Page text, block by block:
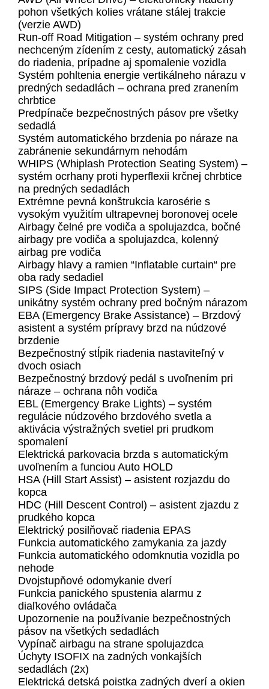
pohon všetkých kolies vrátane stálej trakcie
(verzie AWD)
Run-off Road Mitigation – systém ochrany pred
nechceným zídením z cesty, automatický zásah
do riadenia, prípadne aj spomalenie vozidla
Systém pohltenia energie vertikálneho nárazu v
predných sedadlách – ochrana pred zranením
chrbtice
Predpínače bezpečnostných pásov pre všetky
sedadlá
Systém automatického brzdenia po náraze na
zabránenie sekundárnym nehodám
WHIPS (Whiplash Protection Seating System) –
systém ocrhany proti hyperflexii krčnej chrbtice
na predných sedadlách
Extrémne pevná konštrukcia karosérie s
vysokým využitím ultrapevnej boronovej ocele
Airbagy čelné pre vodiča a spolujazdca, bočné
airbagy pre vodiča a spolujazdca, kolenný
airbag pre vodiča
Airbagy hlavy a ramien “Inflatable curtain“ pre
oba rady sedadiel
SIPS (Side Impact Protection System) –
unikátny systém ochrany pred bočným nárazom
EBA (Emergency Brake Assistance) – Brzdový
asistent a systém prípravy brzd na núdzové
brzdenie
Bezpečnostný stĺpik riadenia nastaviteľný v
dvoch osiach
Bezpečnostný brzdový pedál s uvoľnením pri
náraze – ochrana nôh vodiča
EBL (Emergency Brake Lights) – systém
regulácie núdzového brzdového svetla a
aktivácia výstražných svetiel pri prudkom
spomalení
Elektrická parkovacia brzda s automatickým
uvoľnením a funciou Auto HOLD
HSA (Hill Start Assist) – asistent rozjazdu do
kopca
HDC (Hill Descent Control) – asistent zjazdu z
prudkého kopca
Elektrický posilňovač riadenia EPAS
Funkcia automatického zamykania za jazdy
Funkcia automatického odomknutia vozidla po
nehode
Dvojstupňové odomykanie dverí
Funkcia panického spustenia alarmu z
diaľkového ovládača
Upozornenie na používanie bezpečnostných
pásov na všetkých sedadlách
Vypínač airbagu na strane spolujazdca
Úchyty ISOFIX na zadných vonkajších
sedadlách (2x)
Elektrická detská poistka zadných dverí a okien